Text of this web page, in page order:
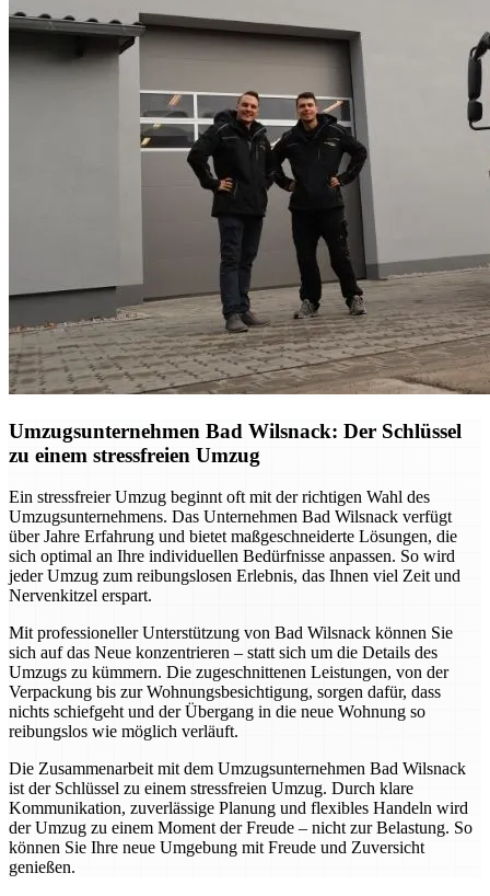
Umzugsunternehmen Bad Wilsnack: Der Schlüssel
zu einem stressfreien Umzug
Ein stressfreier Umzug beginnt oft mit der richtigen Wahl des
Umzugsunternehmens. Das Unternehmen Bad Wilsnack verfügt
über Jahre Erfahrung und bietet maßgeschneiderte Lösungen, die
sich optimal an Ihre individuellen Bedürfnisse anpassen. So wird
jeder Umzug zum reibungslosen Erlebnis, das Ihnen viel Zeit und
Nervenkitzel erspart.
Mit professioneller Unterstützung von Bad Wilsnack können Sie
sich auf das Neue konzentrieren – statt sich um die Details des
Umzugs zu kümmern. Die zugeschnittenen Leistungen, von der
Verpackung bis zur Wohnungsbesichtigung, sorgen dafür, dass
nichts schiefgeht und der Übergang in die neue Wohnung so
reibungslos wie möglich verläuft.
Die Zusammenarbeit mit dem Umzugsunternehmen Bad Wilsnack
ist der Schlüssel zu einem stressfreien Umzug. Durch klare
Kommunikation, zuverlässige Planung und flexibles Handeln wird
der Umzug zu einem Moment der Freude – nicht zur Belastung. So
können Sie Ihre neue Umgebung mit Freude und Zuversicht
genießen.